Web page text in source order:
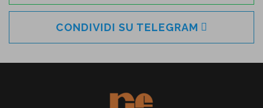
CONDIVIDI SU TELEGRAM